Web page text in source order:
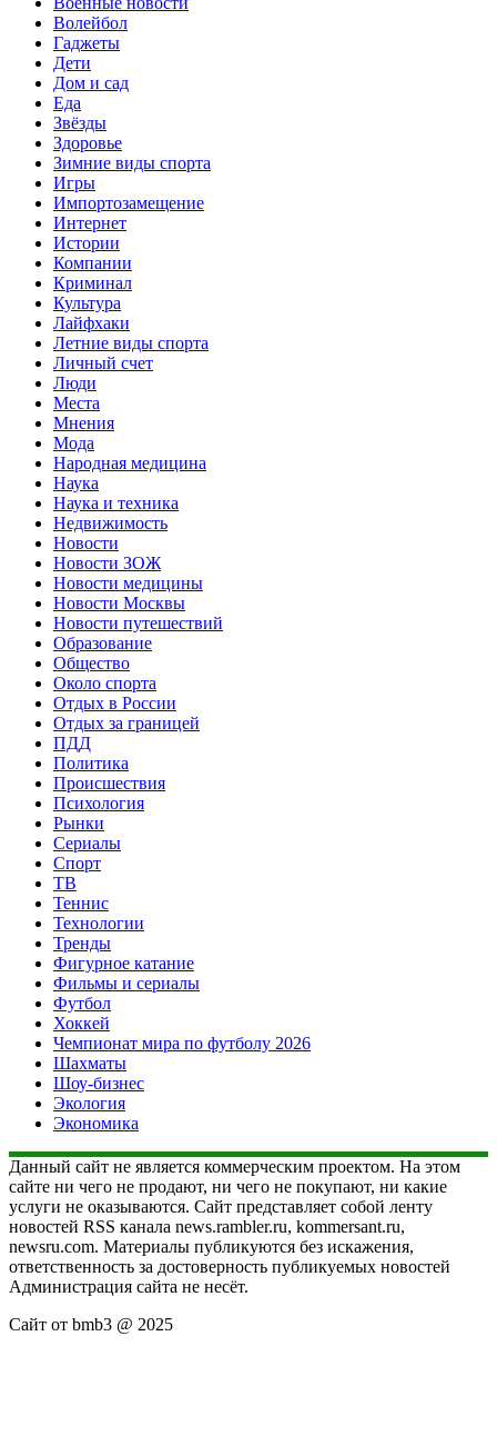
Волейбол
Гаджеты
Дети
Дом и сад
Еда
Звёзды
Здоровье
Зимние виды спорта
Игры
Импортозамещение
Интернет
Истории
Компании
Криминал
Культура
Лайфхаки
Летние виды спорта
Личный счет
Люди
Места
Мнения
Мода
Народная медицина
Наука
Наука и техника
Недвижимость
Новости
Новости ЗОЖ
Новости медицины
Новости Москвы
Новости путешествий
Образование
Общество
Около спорта
Отдых в России
Отдых за границей
ПДД
Политика
Происшествия
Психология
Рынки
Сериалы
Спорт
ТВ
Теннис
Технологии
Тренды
Фигурное катание
Фильмы и сериалы
Футбол
Хоккей
Чемпионат мира по футболу 2026
Шахматы
Шоу-бизнес
Экология
Экономика
Данный сайт не является коммерческим проектом. На этом
сайте ни чего не продают, ни чего не покупают, ни какие
услуги не оказываются. Сайт представляет собой ленту
новостей RSS канала news.rambler.ru, kommersant.ru,
newsru.com. Материалы публикуются без искажения,
ответственность за достоверность публикуемых новостей
Администрация сайта не несёт.
Сайт от bmb3 @ 2025